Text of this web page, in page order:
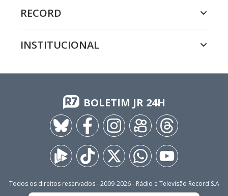
RECORD
INSTITUCIONAL
BOLETIM JR 24H
Todos os direitos reservados - 2009-2026- Rádio e Televisão Record S.A